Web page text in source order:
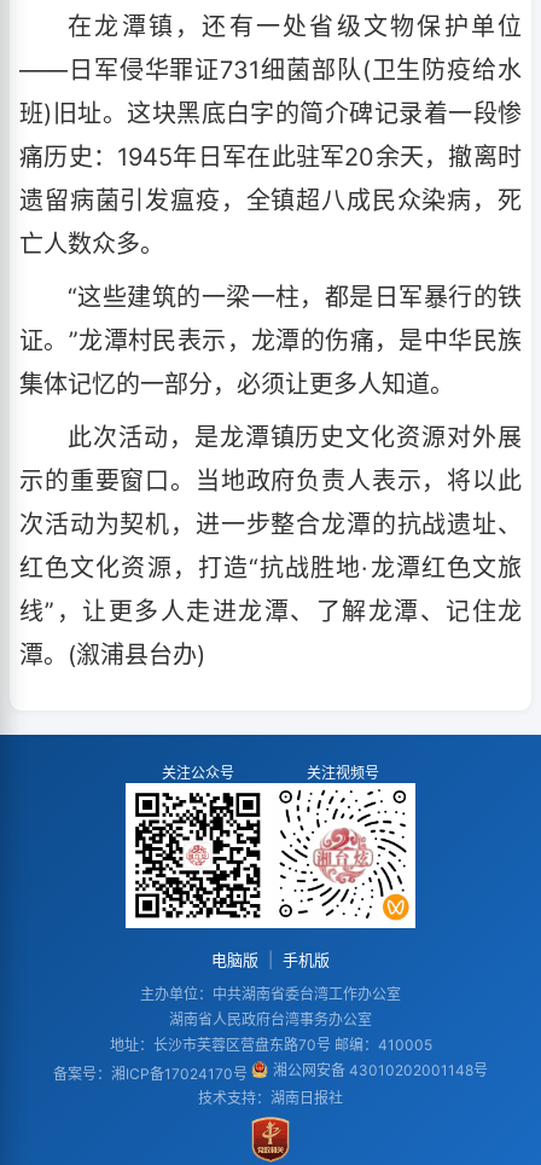
在龙潭镇，还有一处省级文物保护单位
——日军侵华罪证731细菌部队(卫生防疫给水
班)旧址。这块黑底白字的简介碑记录着一段惨
痛历史：1945年日军在此驻军20余天，撤离时
遗留病菌引发瘟疫，全镇超八成民众染病，死
亡人数众多。
“这些建筑的一梁一柱，都是日军暴行的铁
证。”龙潭村民表示，龙潭的伤痛，是中华民族
集体记忆的一部分，必须让更多人知道。
此次活动，是龙潭镇历史文化资源对外展
示的重要窗口。当地政府负责人表示，将以此
次活动为契机，进一步整合龙潭的抗战遗址、
红色文化资源，打造“抗战胜地·龙潭红色文旅
线”，让更多人走进龙潭、了解龙潭、记住龙
潭。(溆浦县台办)
关注公众号 关注视频号
电脑版 手机版
主办单位：中共湖南省委台湾工作办公室
湖南省人民政府台湾事务办公室
地址：长沙市芙蓉区营盘东路70号 邮编：410005
备案号： 湘ICP备17024170号
湘公网安备 43010202001148号
技术支持：湖南日报社